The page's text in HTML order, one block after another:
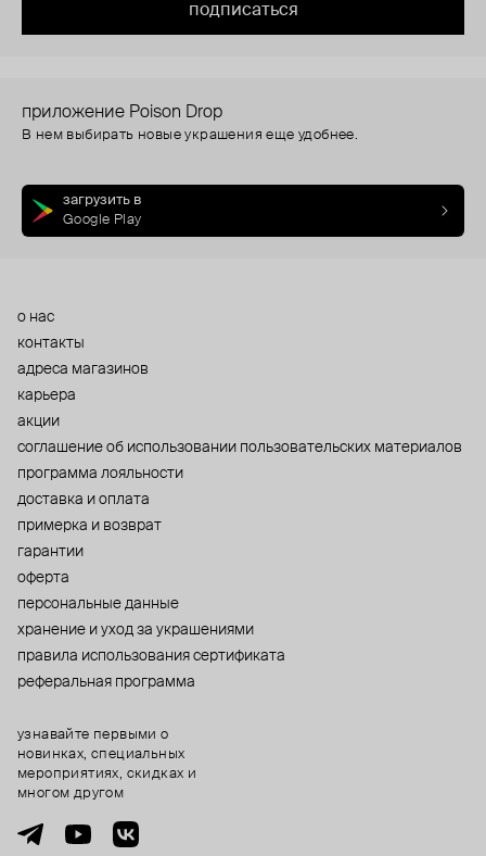
подписаться
приложение Poison Drop
В нем выбирать новые украшения еще удобнее.
загрузить в
Google Play
о нас
контакты
адреса магазинов
карьера
акции
cоглашение об использовании пользовательских материалов
программа лояльности
доставка и оплата
примерка и возврат
гарантии
оферта
персональные данные
хранение и уход за украшениями
правила использования сертификата
реферальная программа
узнавайте первыми о
новинках, специальных
мероприятиях, скидках и
многом другом